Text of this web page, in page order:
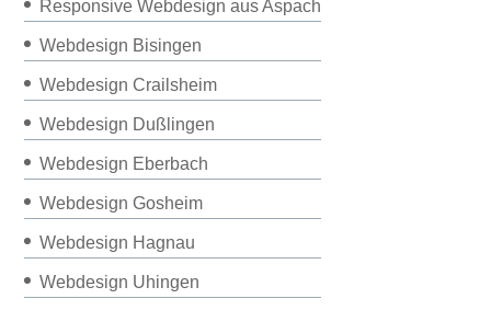
Responsive Webdesign aus Aspach
Webdesign Bisingen
Webdesign Crailsheim
Webdesign Dußlingen
Webdesign Eberbach
Webdesign Gosheim
Webdesign Hagnau
Webdesign Uhingen